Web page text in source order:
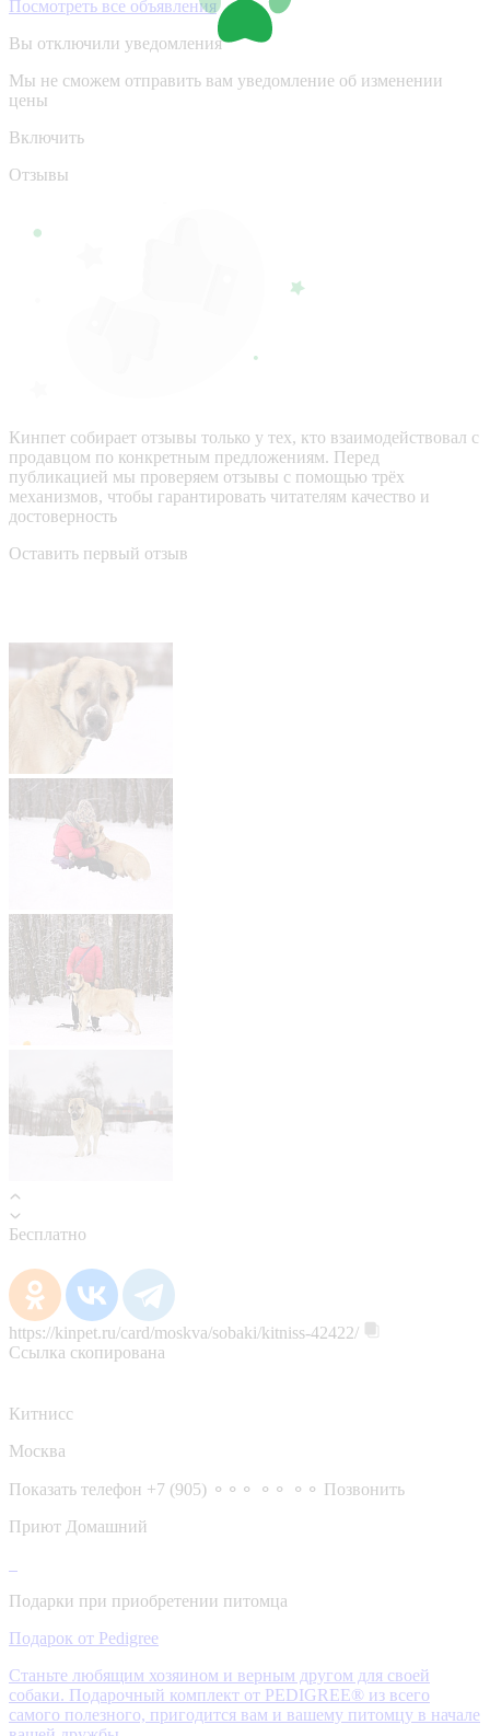
Посмотреть все объявления
Вы отключили уведомления
Мы не сможем отправить вам уведомление об изменении
цены
Включить
Отзывы
Кинпет собирает отзывы только у тех, кто взаимодействовал с
продавцом по конкретным предложениям. Перед
публикацией мы проверяем отзывы с помощью трёх
механизмов, чтобы гарантировать читателям качество и
достоверность
Оставить первый отзыв
Бесплатно
https://kinpet.ru/card/moskva/sobaki/kitniss-42422/
Ссылка скопирована
Китнисс
Москва
Показать телефон +7 (905) ⚬⚬⚬ ⚬⚬ ⚬⚬ Позвонить
Приют Домашний
Подарки при приобретении питомца
Подарок от Pedigree
Станьте любящим хозяином и верным другом для своей
собаки. Подарочный комплект от PEDIGREE® из всего
самого полезного, пригодится вам и вашему питомцу в начале